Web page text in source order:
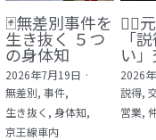
語・情動 13冊
・神秘 30冊
ジメント・学修 20冊
🃏無差別事件を
生き抜く ５つ
の身体知
2026年7月19日 ·
無差別, 事件,
生き抜く, 身体知,
京王線車内
🙅‍♂️
「
い
2026
説得,
営業,